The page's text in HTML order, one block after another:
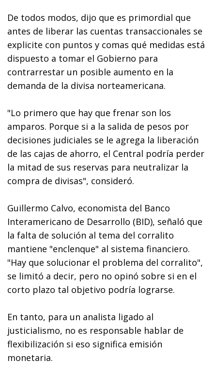
De todos modos, dijo que es primordial que
antes de liberar las cuentas transaccionales se
explicite con puntos y comas qué medidas está
dispuesto a tomar el Gobierno para
contrarrestar un posible aumento en la
demanda de la divisa norteamericana.
"Lo primero que hay que frenar son los
amparos. Porque si a la salida de pesos por
decisiones judiciales se le agrega la liberación
de las cajas de ahorro, el Central podría perder
la mitad de sus reservas para neutralizar la
compra de divisas", consideró.
Guillermo Calvo, economista del Banco
Interamericano de Desarrollo (BID), señaló que
la falta de solución al tema del corralito
mantiene "enclenque" al sistema financiero.
"Hay que solucionar el problema del corralito",
se limitó a decir, pero no opinó sobre si en el
corto plazo tal objetivo podría lograrse.
En tanto, para un analista ligado al
justicialismo, no es responsable hablar de
flexibilización si eso significa emisión
monetaria.